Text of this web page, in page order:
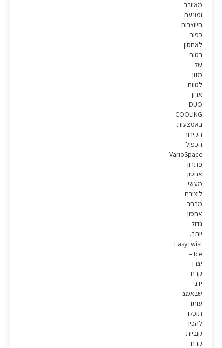
מאוורר
ומונעת
היווצרות
כפור
לאחסון
בטוח
של
מזון
לטווח
ארוך.
DUO
COOLING –
באמצעות
הקירור
הכפול
VarioSpace -
פתרון
אחסון
מעשי
ליצירת
מרחב
אחסון
גדול
יותר.
EasyTwist
Ice –
יצרן
קרח
ידני
שבאמצ
עותו
תוכלו
להכין
קוביות
קרח